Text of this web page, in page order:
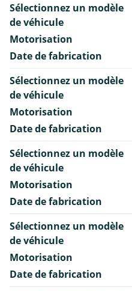
Sélectionnez un modèle
de véhicule
Motorisation
Date de fabrication
Sélectionnez un modèle
de véhicule
Motorisation
Date de fabrication
Sélectionnez un modèle
de véhicule
Motorisation
Date de fabrication
Sélectionnez un modèle
de véhicule
Motorisation
Date de fabrication